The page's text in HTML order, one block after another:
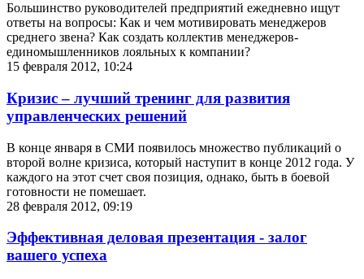
Большинство руководителей предприятий ежедневно ищут
ответы на вопросы: Как и чем мотивировать менеджеров
среднего звена? Как создать коллектив менеджеров-
единомышленников лояльных к компании?
15 февраля 2012, 10:24
Кризис – лучший тренинг для развития
управленческих решений
В конце января в СМИ появилось множество публикаций о
второй волне кризиса, который наступит в конце 2012 года. У
каждого на этот счет своя позиция, однако, быть в боевой
готовности не помешает.
28 февраля 2012, 09:19
Эффективная деловая презентация - залог
вашего успеха